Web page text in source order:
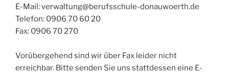
E-Mail: verwaltung@berufsschule-donauwoerth.de
Telefon: 0906 70 60 20
Fax: 0906 70 270
Vorübergehend sind wir über Fax leider nicht
erreichbar. Bitte senden Sie uns stattdessen eine E-